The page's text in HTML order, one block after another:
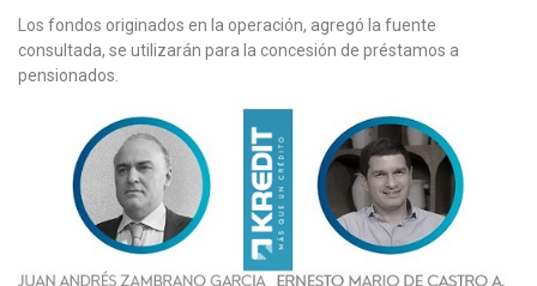
Los fondos originados en la operación, agregó la fuente
consultada, se utilizarán para la concesión de préstamos a
pensionados.